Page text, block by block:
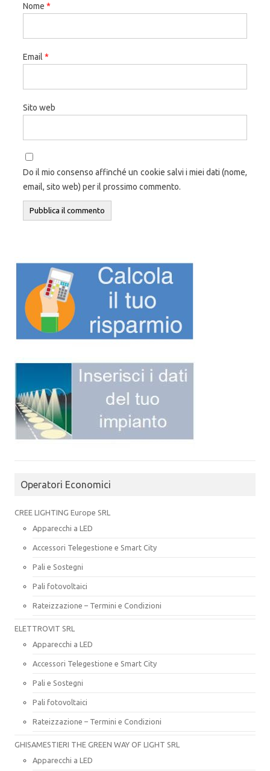
Nome *
Email *
Sito web
Do il mio consenso affinché un cookie salvi i miei dati (nome,
email, sito web) per il prossimo commento.
Operatori Economici
CREE LIGHTING Europe SRL
Apparecchi a LED
Accessori Telegestione e Smart City
Pali e Sostegni
Pali fotovoltaici
Rateizzazione – Termini e Condizioni
ELETTROVIT SRL
Apparecchi a LED
Accessori Telegestione e Smart City
Pali e Sostegni
Pali fotovoltaici
Rateizzazione – Termini e Condizioni
GHISAMESTIERI THE GREEN WAY OF LIGHT SRL
Apparecchi a LED